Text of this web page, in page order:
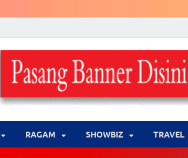
WARNA .com
Berita yang Lebih Berwarna
‎RAGAM ‎SHOWBIZ ‎TRAVEL